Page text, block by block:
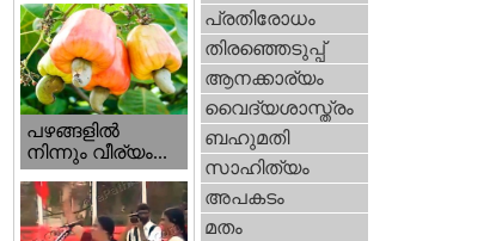
പഴങ്ങളില്‍
നിന്നും വീര്യം...
പ്രതിരോധം
തിരഞ്ഞെടുപ്പ്
ആനക്കാര്യം
വൈദ്യശാസ്ത്രം
ബഹുമതി
സാഹിത്യം
അപകടം
മതം